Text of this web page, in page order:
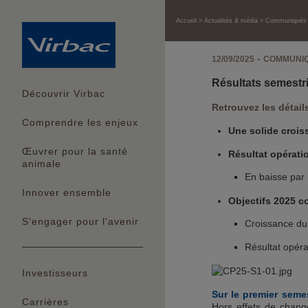
Découvrir Virbac
Comprendre les enjeux
Œuvrer pour la santé
animale
Innover ensemble
S'engager pour l'avenir
Investisseurs
Carrières
Accueil Actualités & média
12/09/2025 -
Résultats
Retrouvez les
Une solide
Résultat
En baisse
Objectifs 2025
Croissance
Résultat
Sur le premier